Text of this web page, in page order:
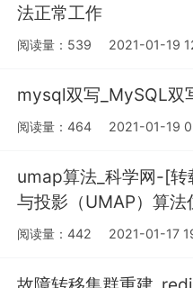
法正常工作
阅读量：539 2021-01-19
mysql双写_MySQL双
阅读量：464 2021-01-19
umap算法_科学网-[转
与投影（UMAP）算
阅读量：442 2021-01-17